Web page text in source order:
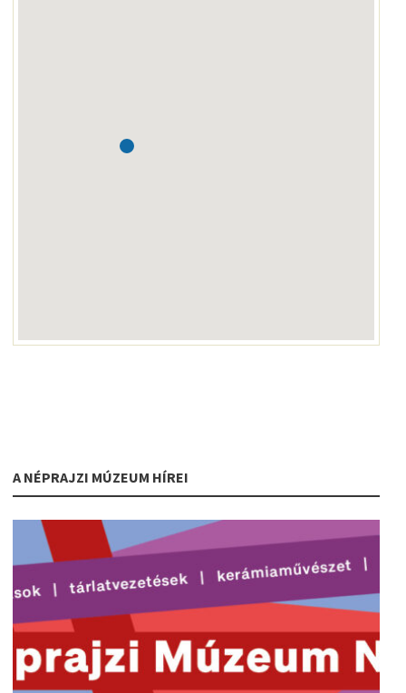
A NÉPRAJZI MÚZEUM HÍREI